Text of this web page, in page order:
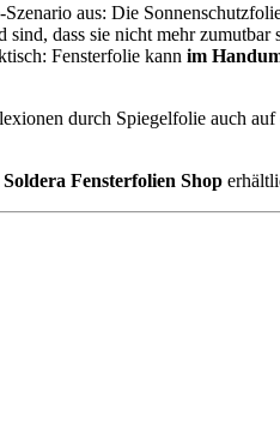
aus: Die
dass sie nicht mehr
Fensterfolie kann im
durch Spiegelfolie auch
Soldera Fensterfolien Shop